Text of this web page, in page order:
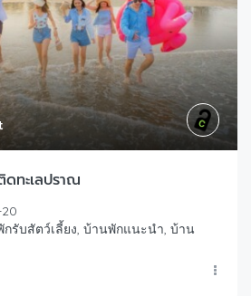
ดทะเลปราณ
รับสัตว์เลี้ยง, บ้านพักแนะนำ, บ้าน